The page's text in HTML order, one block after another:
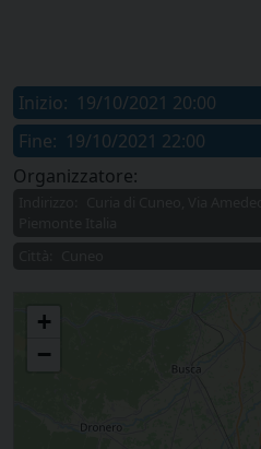
Inizio: 19/10/2021 20:00
Fine: 19/10/2021 22:00
Organizzatore:
+
−